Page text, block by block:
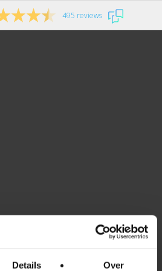
Details Over
495 reviews